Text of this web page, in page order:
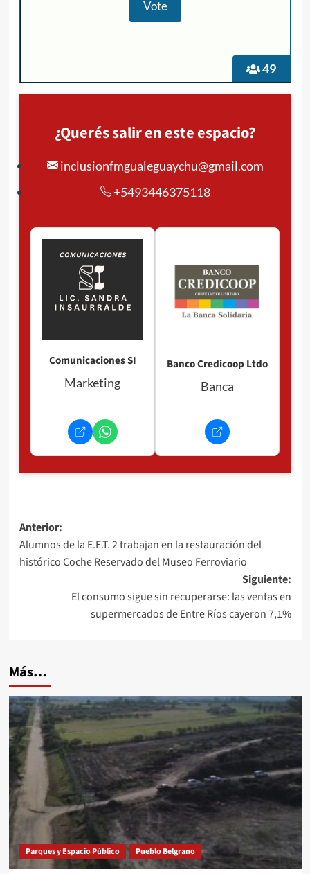
49
¿Querés salir en este espacio?
inclusionfmgualeguaychu@gmail.com
+5493446375118
Comunicaciones SI
Marketing
Banco Credicoop Ltdo
Banca
Navegación
de
entradas
Anterior:
Alumnos de la E.E.T. 2 trabajan en la restauración del
histórico Coche Reservado del Museo Ferroviario
Siguiente:
El consumo sigue sin recuperarse: las ventas en
supermercados de Entre Ríos cayeron 7,1%
Más…
Parques y Espacio Público Pueblo Belgrano